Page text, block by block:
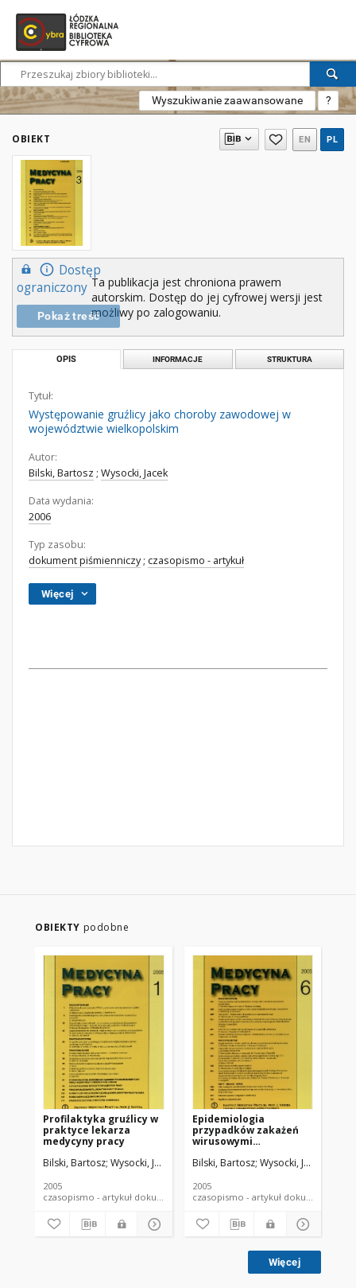
Wyszukiwanie zaawansowane ?
OBIEKT EN PL
Dostęp
ograniczony
Pokaż treść
Ta publikacja jest chroniona prawem
autorskim. Dostęp do jej cyfrowej wersji jest
możliwy po zalogowaniu.
OPIS INFORMACJE STRUKTURA
Tytuł:
Występowanie gruźlicy jako choroby zawodowej w
województwie wielkopolskim
Autor:
Bilski, Bartosz ; Wysocki, Jacek
Data wydania:
2006
Typ zasobu:
dokument piśmienniczy; czasopismo - artykuł
Więcej
OBIEKTY podobne
Profilaktyka gruźlicy w
praktyce lekarza
medycyny pracy
Bilski, Bartosz Wysocki, Jacek
2005
czasopismo - artykuł dokument piśmienniczy
Epidemiologia
przypadków zakażeń
wirusowymi
typu B i C
nosicieli - pracowników
służby zdrowia - na
problem nadal "nie
istnieje"?
Bilski, Bartosz Wysocki, Jacek
2005
czasopismo - artykuł
Więcej